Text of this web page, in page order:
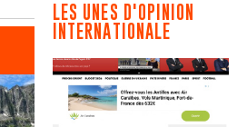
LES UNES D'OPINION
INTERNATIONALE